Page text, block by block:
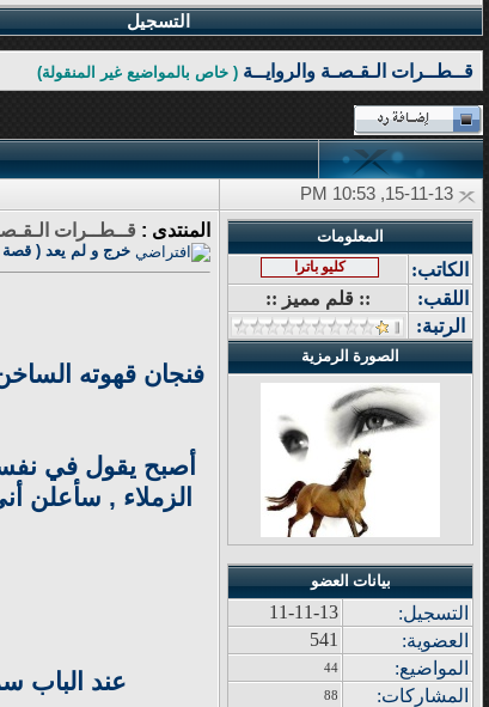
التسجيل
قــطــرات الـقـصـة والروايــة ( خاص بالمواضيع غير المنقولة)
المعلومات
الكاتب: كليو باترا
اللقب:
:: قلم مميز ::
الرتبة:
الصورة الرمزية
بيانات العضو
التسجيل:
11-11-13
العضوية:
541
المواضيع:
44
المشاركات:
88
المنتدى : قــطــرات
خرج و لم يعد (
فنجان قهوته
أصبح يقول في
الزملاء , سأعلن
عند الباب